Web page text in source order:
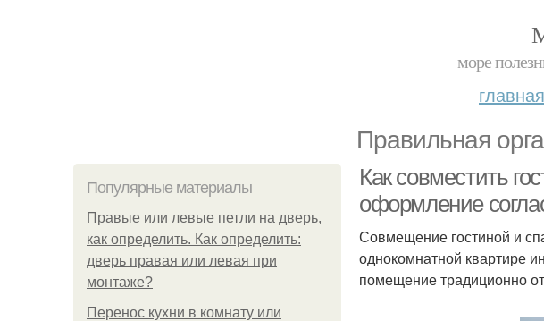
море
главная
Правильная
Популярные материалы
Правые или левые петли на дверь,
как определить. Как определить:
дверь правая или левая при
монтаже?
Перенос кухни в комнату или
Как совместить
оформление
Совмещение гостиной и
однокомнатной квартире
помещение традиционно